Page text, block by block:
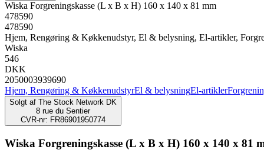
Wiska Forgreningskasse (L x B x H) 160 x 140 x 81 mm
478590
478590
Hjem, Rengøring & Køkkenudstyr, El & belysning, El-artikler,
Wiska
546
DKK
2050003939690
Hjem, Rengøring & KøkkenudstyrEl & belysningEl-artikler
Solgt af The Stock Network DK
8 rue du Sentier
CVR-nr: FR86901950774
Wiska Forgreningskasse (L x B x H) 160 x 140 x 81